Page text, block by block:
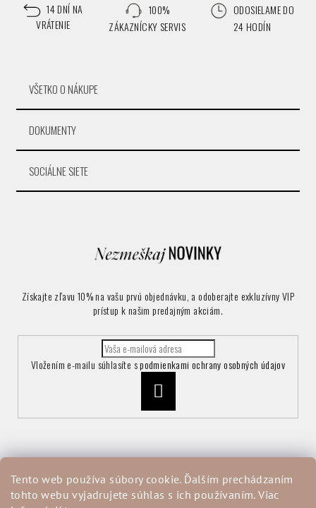
Tento web používa súbory cookie. Ďalším prechádzaním
tohto webu vyjadrujete súhlas s ich používaním. Viac
14 DNÍ NA
VRÁTENIE
100%
ZÁKAZNÍCKY SERVIS
ODOSIELAME DO
24 HODÍN
VŠETKO O NÁKUPE
DOKUMENTY
SOCIÁLNE SIETE
Získajte zľavu 10% na vašu prvú objednávku, a odoberajte exkluzívny VIP
prístup k našim predajným akciám.
Vložením e-mailu súhlasíte spodmienkami ochrany osobných údajov
Vrátenie a reklamácia tovaru